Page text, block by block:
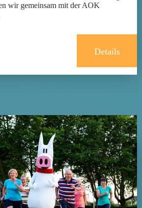
wir gemeinsam mit der AOK
Details